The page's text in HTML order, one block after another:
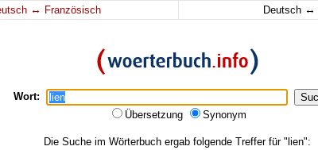
↔ Französisch Deutsch ↔
Wort:
Übersetzung
Synonym
Die Suche im Wörterbuch ergab folgende Treffer für "lien":